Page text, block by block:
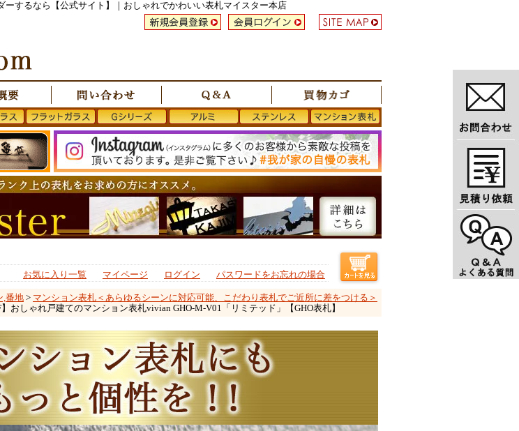
ーするなら【公式サイト】｜おしゃれでかわいい表札マイスター本店
お気に入り一覧
マイページ ログイン パスワードをお忘れの場合
,番地 > マンション表札＜あらゆるシーンに対応可能、こだわり表札でご近所に差をつける＞
】おしゃれ戸建てのマンション表札vivian GHO-M-V01「リミテッド」【GHO表札】